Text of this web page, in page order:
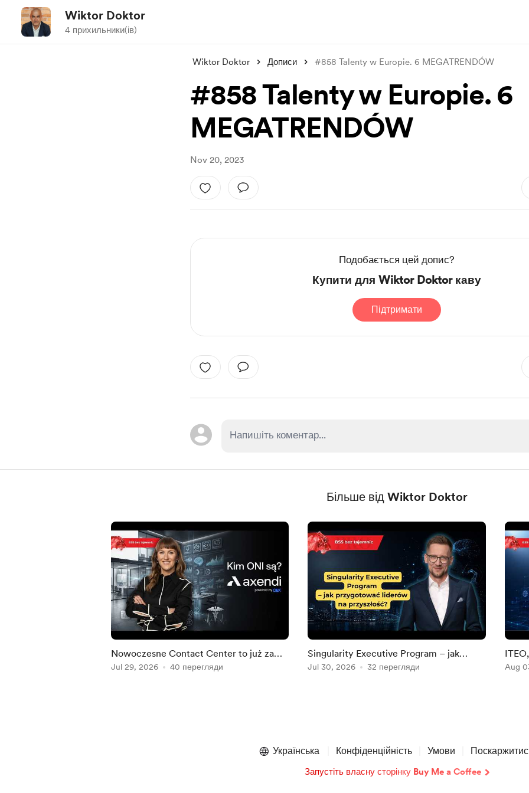
Wiktor Doktor
4 прихильники(ів)
Wiktor Doktor Дописи #858 Talenty w Europie. 6 MEGATRENDÓW
#858 Talenty w Europie. 6
MEGATRENDÓW
Nov 20, 2023
Подобається цей допис?
Купити для Wiktor Doktor каву
Підтримати
Більше від Wiktor Doktor
Nowoczesne Contact Center to już za
mało. Dokąd zmierza Customer
Jul 29, 2026 40 перегляди
Singularity Executive Program – jak
przygotować liderów na przyszłość?
Jul 30, 2026 32 перегляди Aug
Українська Конфіденційність Умови
Запустіть власну сторінку Buy Me a Coffee